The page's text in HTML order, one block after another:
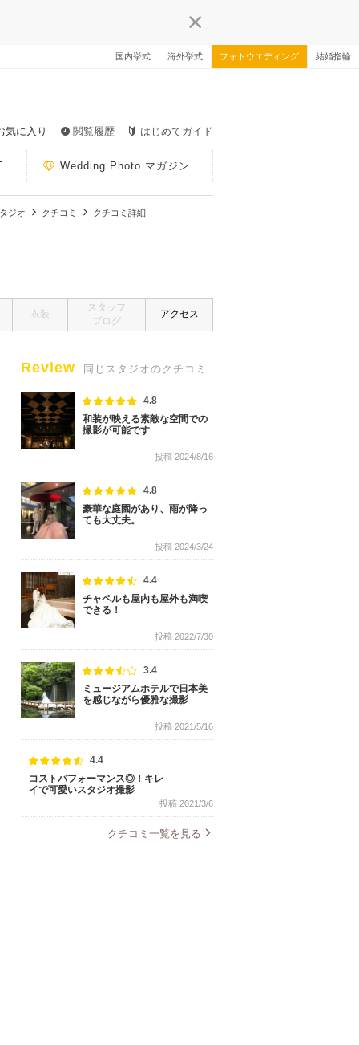
国内挙式 海外挙式 フォトウエディング 結婚指輪
気に入り 閲覧履歴 はじめてガイド
Wedding Photo マガジン
ジオ クチコミ クチコミ詳細
衣装
スタッフ
ブログ
アクセス
Review 同じスタジオのクチコミ
4.8
和装が映える素敵な空間での
撮影が可能です
投稿 2024/8/16
4.8
豪華な庭園があり、雨が降っ
ても大丈夫。
投稿 2024/3/24
4.4
チャペルも屋内も屋外も満喫
できる！
投稿 2022/7/30
3.4
ミュージアムホテルで日本美
を感じながら優雅な撮影
投稿 2021/5/16
4.4
コストパフォーマンス◎！キレ
イで可愛いスタジオ撮影
投稿 2021/3/6
クチコミ一覧を見る